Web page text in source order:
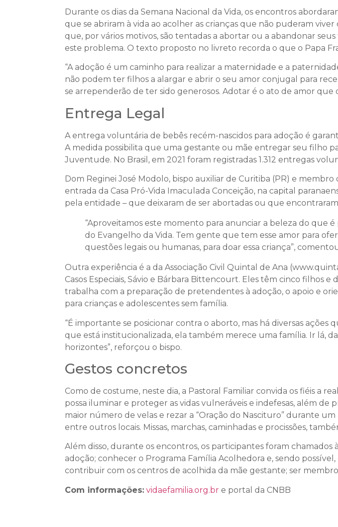
Durante os dias da Semana Nacional da Vida, os encontros
que se abriram à vida ao acolher as crianças que não puderam
que, por vários motivos, são tentadas a abortar ou a abandonar
este problema. O texto proposto no livreto recorda o que o Papa
“A adoção é um caminho para realizar a maternidade e a
não podem ter filhos a alargar e abrir o seu amor conjugal para
se arrependerão de ter sido generosos. Adotar é o ato de amor que
Entrega Legal
A entrega voluntária de bebês recém-nascidos para adoção é
A medida possibilita que uma gestante ou mãe entregar seu filho
Juventude. No Brasil, em 2021 foram registradas 1.312 entregas
Dom Reginei José Modolo, bispo auxiliar de Curitiba (PR) e membro
entrada da Casa Pró-Vida Imaculada Conceição, na capital
pela entidade – que deixaram de ser abortadas ou que
“Aproveitamos este momento para anunciar a beleza do que
do Evangelho da Vida. Tem gente que tem esse amor para
questões legais ou humanas, para doar essa criança”,
Outra experiência é a da Associação Civil Quintal de Ana
Casos Especiais, Sávio e Bárbara Bittencourt. Eles têm cinco filhos
trabalha com a preparação de pretendentes à adoção, o apoio e
para crianças e adolescentes sem família.
“É importante se posicionar contra o aborto, mas há diversas
que está institucionalizada, ela também merece uma família. Ir lá,
horizontes”, reforçou o bispo.
Gestos concretos
Como de costume, neste dia, a Pastoral Familiar convida os fiéis a
possa iluminar e proteger as vidas vulneráveis e indefesas, além de
maior número de velas e rezar a “Oração do Nascituro” durante
entre outros locais. Missas, marchas, caminhadas e procissões,
Além disso, durante os encontros, os participantes foram
adoção; conhecer o Programa Família Acolhedora e, sendo
contribuir com os centros de acolhida da mãe gestante; ser
Com informações: vidaefamilia.org.br e portal da CNBB